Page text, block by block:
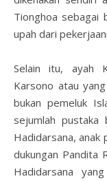
Tionghoa sebagai
upah dari
Selain itu, ayah
Karsono atau
bukan pemeluk
sejumlah pustaka
Hadidarsana, anak
dukungan Pandita
Hadidarsana